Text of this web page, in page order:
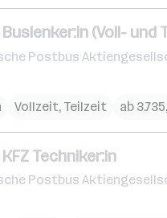
Buslenker:in (Voll- und
Postbus
Vollzeit, Teilzeit ab
KFZ Techniker:in
Postbus